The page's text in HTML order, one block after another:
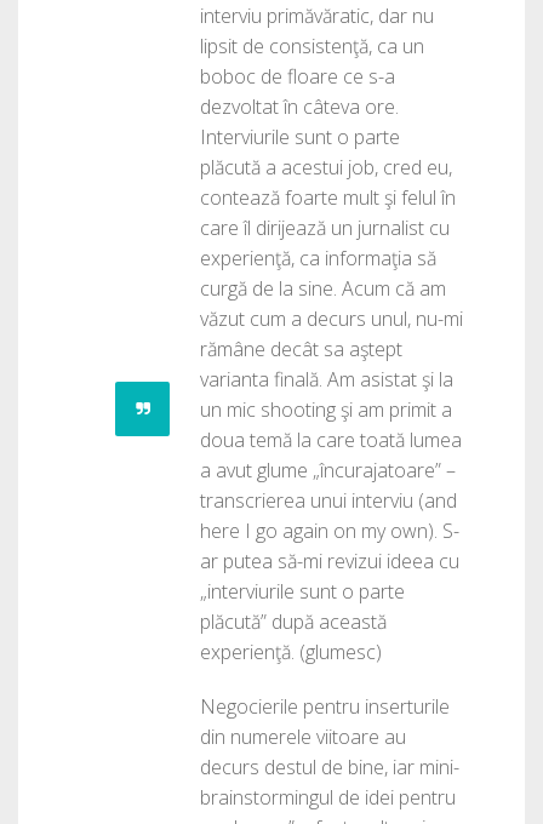
interviu primăvăratic, dar nu
lipsit de consistenţă, ca un
boboc de floare ce s-a
dezvoltat în câteva ore.
Interviurile sunt o parte
plăcută a acestui job, cred eu,
contează foarte mult şi felul în
care îl dirijează un jurnalist cu
experienţă, ca informaţia să
curgă de la sine. Acum că am
văzut cum a decurs unul, nu-mi
rămâne decât sa aştept
varianta finală. Am asistat şi la
un mic shooting şi am primit a
doua temă la care toată lumea
a avut glume „încurajatoare” –
transcrierea unui interviu (and
here I go again on my own). S-
ar putea să-mi revizui ideea cu
„interviurile sunt o parte
plăcută” după această
experienţă. (glumesc)
Negocierile pentru inserturile
din numerele viitoare au
decurs destul de bine, iar mini-
brainstormingul de idei pentru